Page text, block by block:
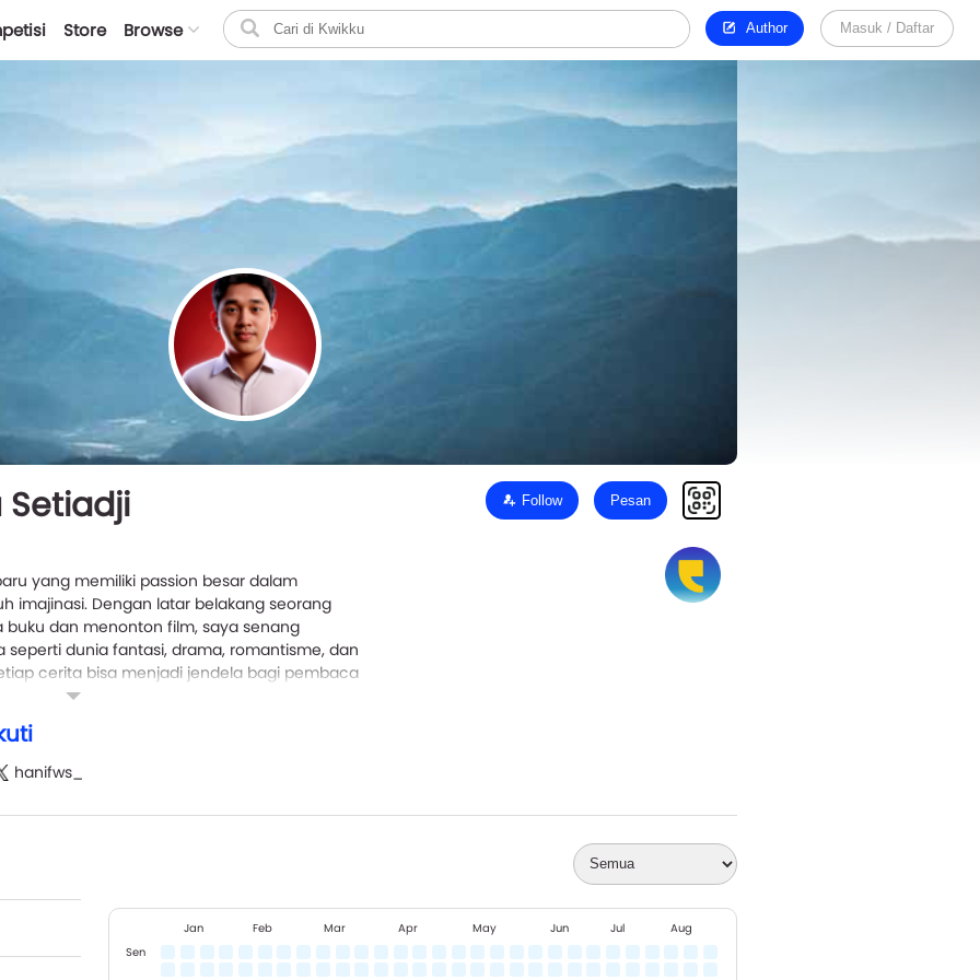
Store Browse Author Masuk / Daftar
Setiadji
yang memiliki passion besar dalam
imajinasi. Dengan latar belakang seorang
dan menonton film, saya senang
dunia fantasi, drama, romantisme, dan
cerita bisa menjadi jendela bagi pembaca
dan dunia di sekitar mereka.
berbagai sumber seperti pengalaman hidup,
menghipnotis, dan saya selalu berusaha untuk
cerita yang autentik dan menyentuh. Saat ini,
dengan dunia yang kompleks, yang
berusaha untuk mengembangkan karya
juga memberikan makna mendalam bagi
Follow Pesan
hanifws_
Jan Feb Mar Apr May Jun Jul
Aug
Sen